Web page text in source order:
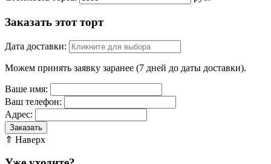
Заказать этот торт
Дата доставки:
Можем принять заявку заранее (7 дней до даты доставки).
Ваше имя:
Ваш телефон:
Адрес:
Заказать
⇑ Наверх